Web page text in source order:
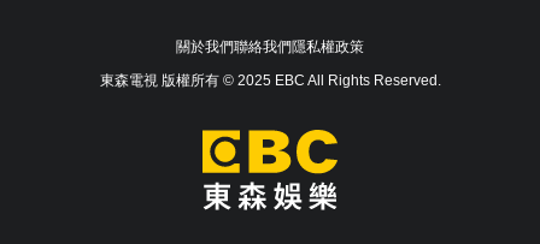
關於我們聯絡我們隱私權政策
東森電視 版權所有 © 2025 EBC All Rights Reserved.